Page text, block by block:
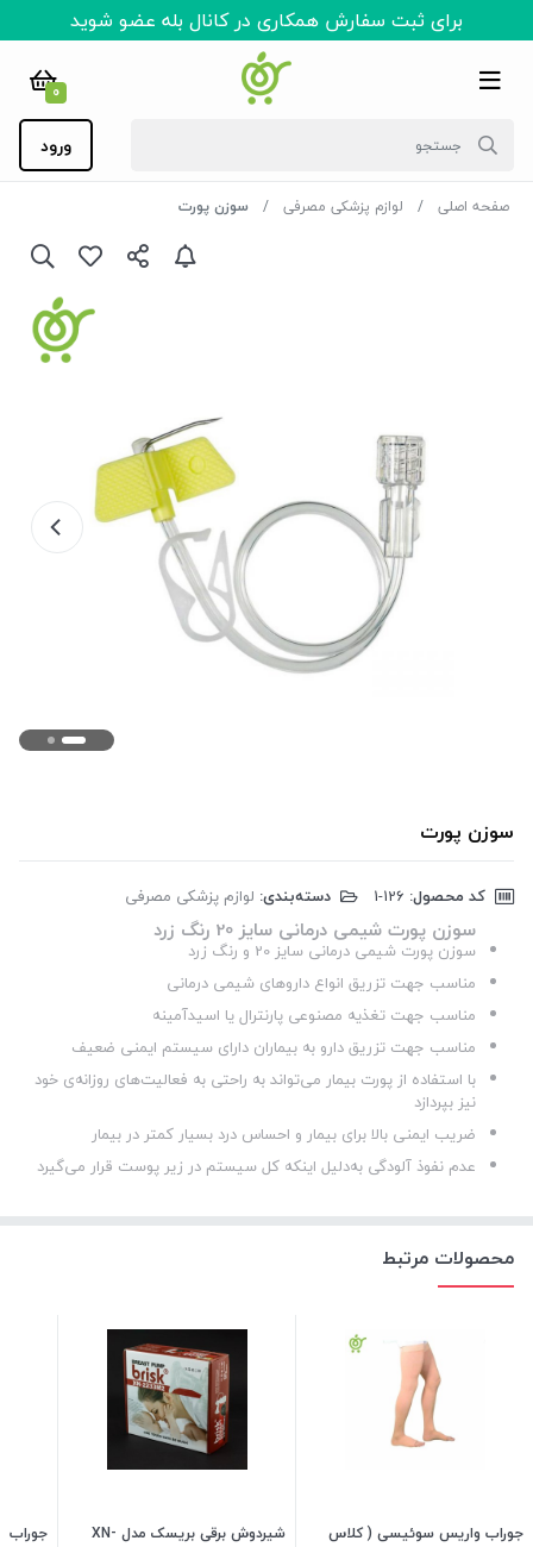
برای ثبت سفارش همکاری در کانال بله عضو شوید
0
ورود
صفحه اصلی لوازم پزشکی مصرفی سوزن پورت
سوزن پورت
کد محصول: دسته‌بندی: لوازم پزشکی مصرفی
سوزن پورت شیمی درمانی سایز 20 رنگ زرد
سوزن پورت شیمی درمانی سایز 20 و رنگ زرد
مناسب جهت تزریق انواع داروهای شیمی درمانی
مناسب جهت تغذیه مصنوعی پارنترال یا اسیدآمینه
مناسب جهت تزریق دارو به بیماران دارای سیستم ایمنی ضعیف
با استفاده از پورت بیمار می‌تواند به راحتی به فعالیت‌های روزانه‌ی خود
نیز بپردازد
ضریب ایمنی بالا برای بیمار و احساس درد بسیار کمتر در بیمار
عدم نفوذ آلودگی به‌دلیل اینکه کل سیستم در زیر پوست قرار می‌گیرد
محصولات مرتبط
جوراب واریس سوئیسی ( کلاس
شیردوش برقی بریسک مدل XN-
جوراب